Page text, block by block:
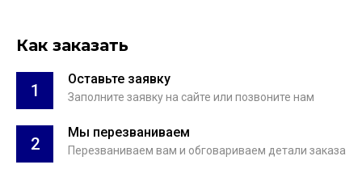
Как заказать
1
Оставьте заявку
Заполните заявку на сайте или позвоните нам
2
Мы перезваниваем
Перезваниваем вам и обговариваем детали заказа